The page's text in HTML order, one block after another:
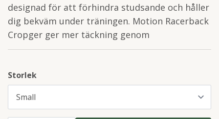
designad för att förhindra studsande och håller
dig bekväm under träningen. Motion Racerback
Cropger ger mer täckning genom
Storlek